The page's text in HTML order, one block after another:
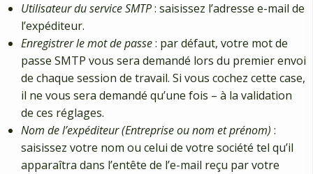
Utilisateur du service SMTP: saisissez l’adresse e-mail de
l’expéditeur.
Enregistrer le mot de passe: par défaut, votre mot de
passe SMTP vous sera demandé lors du premier envoi
de chaque session de travail. Si vous cochez cette case,
il ne vous sera demandé qu’une fois – à la validation
de ces réglages.
Nom de l’expéditeur (Entreprise ou nom et prénom) :
saisissez votre nom ou celui de votre société tel qu’il
apparaîtra dans l’entête de l’e-mail reçu par votre